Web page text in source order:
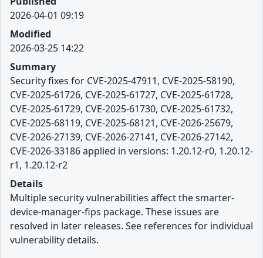
2026-04-01 09:19
Modified
2026-03-25 14:22
Summary
Security fixes for CVE-2025-47911, CVE-2025-58190,
CVE-2025-61726, CVE-2025-61727, CVE-2025-61728,
CVE-2025-61729, CVE-2025-61730, CVE-2025-61732,
CVE-2025-68119, CVE-2025-68121, CVE-2026-25679,
CVE-2026-27139, CVE-2026-27141, CVE-2026-27142,
CVE-2026-33186 applied in versions: 1.20.12-r0, 1.20.12-
r1, 1.20.12-r2
Details
Multiple security vulnerabilities affect the smarter-
device-manager-fips package. These issues are
resolved in later releases. See references for individual
vulnerability details.